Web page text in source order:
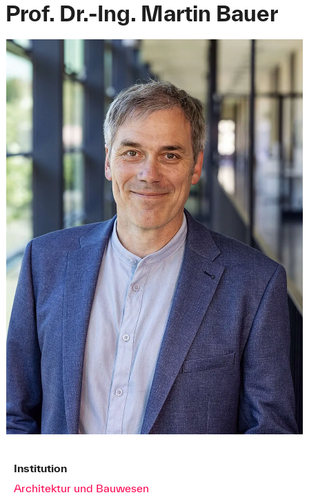
Prof. Dr.-Ing. Martin Bauer
Institution
Architektur und Bauwesen